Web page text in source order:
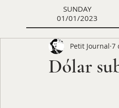
SUNDAY
01/01/2023
Dólar
Petit Journal 7